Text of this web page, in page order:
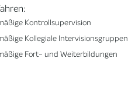
Kontrollsupervision
Kollegiale Intervisionsgruppen
Fort- und Weiterbildungen